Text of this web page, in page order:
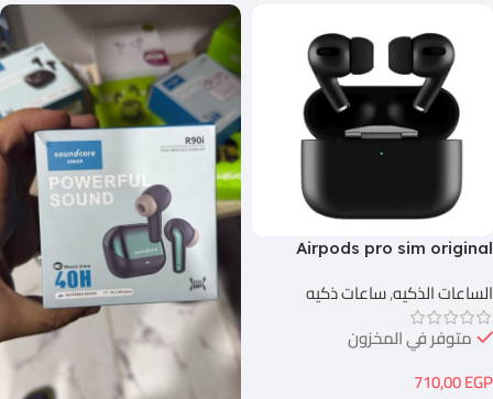
Airpods pro sim original
الساعات الذكيه,ساعات ذكيه
متوفر في المخزون
710,00EGP